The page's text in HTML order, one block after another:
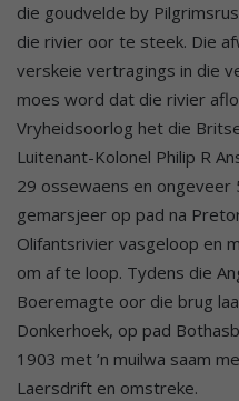
die goudvelde by
die rivier oor te steek. Die
verskeie vertragings in die
moes word dat die rivier
Vryheidsoorlog het die
Luitenant-Kolonel Philip R
29 ossewaens en
gemarsjeer op pad na
Olifantsrivier vasgeloop en
om af te loop. Tydens die
Boeremagte oor die brug
Donkerhoek, op pad
1903 met ’n muilwa saam
Laersdrift en omstreke.